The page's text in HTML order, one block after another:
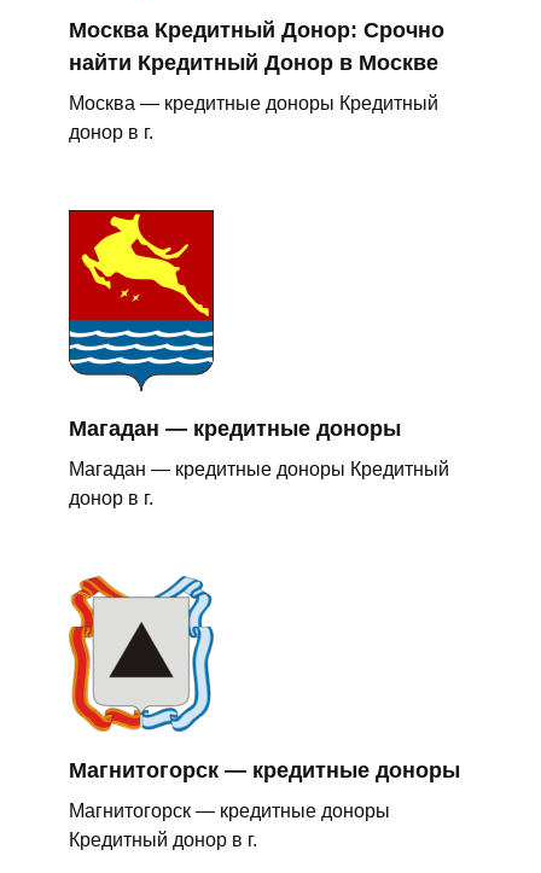
Москва Кредитный Донор: Срочно
найти Кредитный Донор в Москве
Москва — кредитные доноры Кредитный
донор в г.
Магадан — кредитные доноры
Магадан — кредитные доноры Кредитный
донор в г.
Магнитогорск — кредитные доноры
Магнитогорск — кредитные доноры
Кредитный донор в г.